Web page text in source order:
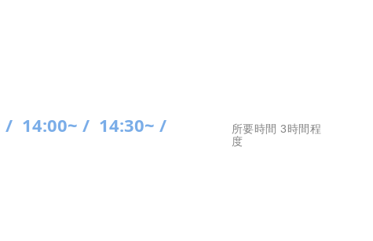
/ 14:00~ / 14:30~ /
所要時間 3時間程
度